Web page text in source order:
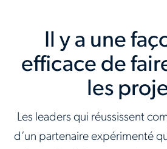
Il y a une
efficace de
les
Les leaders qui réussissent
d’un partenaire expérimenté